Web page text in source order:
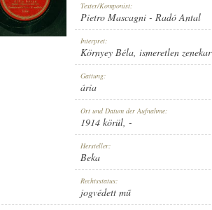
1914 KÖRÜL
Texter/Komponist:
Pietro Mascagni - Radó Antal
Interpret:
Környey Béla, ismeretlen zenekar
Gattung:
ária
Ort und Datum der Aufnahme:
1914 körül, -
Hersteller:
Beka
Rechtsstatus:
jogvédett mű